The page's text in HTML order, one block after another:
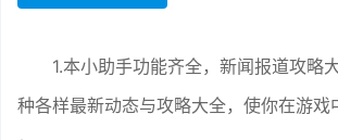
1.本小助手功能齐全，新闻报道攻略
种各样最新动态与攻略大全，使你在游戏